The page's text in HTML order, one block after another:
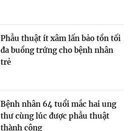
Phẫu thuật ít xâm lấn bảo tồn tối
đa buồng trứng cho bệnh nhân
trẻ
Bệnh nhân 64 tuổi mắc hai ung
thư cùng lúc được phẫu thuật
thành công